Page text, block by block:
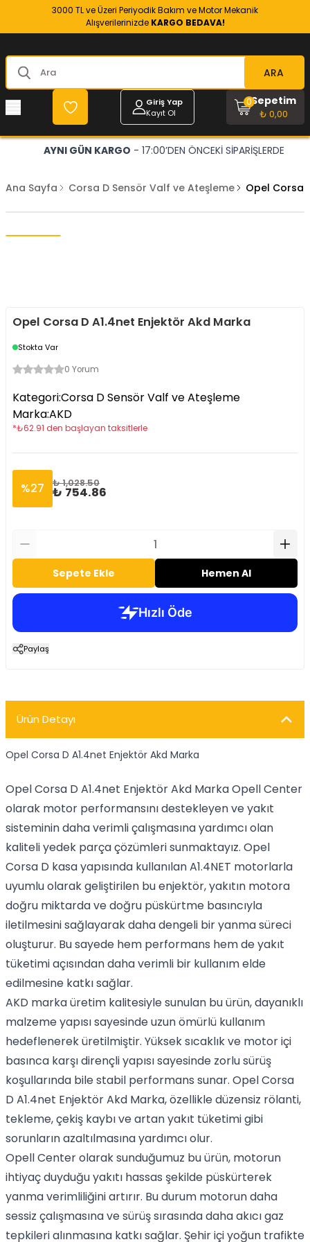
3000 TL ve Üzeri Periyodik Bakım ve Motor Mekanik
Alışverilerinizde KARGO BEDAVA!
ARA
Giriş Yap
Kayıt Ol
Sepetim
₺ 0,00
0
AYNI GÜN KARGO - 17:00’DEN ÖNCEKİ SİPARİŞLERDE
Ana Sayfa Corsa D Sensör Valf ve Ateşleme Opel Corsa
Opel Corsa D A1.4net Enjektör Akd Marka
Stokta Var
0 Yorum
Kategori:Corsa D Sensör Valf ve Ateşleme
Marka:AKD
*₺62.91 den başlayan taksitlerle
%27 ₺ 1,028.50
₺ 754.86
Sepete Ekle Hemen Al
Paylaş
Ürün Detayı
Opel Corsa D A1.4net Enjektör Akd Marka
Opel Corsa D A1.4net Enjektör Akd Marka Opell Center
olarak motor performansını destekleyen ve yakıt
sisteminin daha verimli çalışmasına yardımcı olan
kaliteli yedek parça çözümleri sunmaktayız. Opel
Corsa D kasa yapısında kullanılan A1.4NET motorlarla
uyumlu olarak geliştirilen bu enjektör, yakıtın motora
doğru miktarda ve doğru püskürtme basıncıyla
iletilmesini sağlayarak daha dengeli bir yanma süreci
oluşturur. Bu sayede hem performans hem de yakıt
tüketimi açısından daha verimli bir kullanım elde
edilmesine katkı sağlar.
AKD marka üretim kalitesiyle sunulan bu ürün, dayanıklı
malzeme yapısı sayesinde uzun ömürlü kullanım
hedeflenerek üretilmiştir. Yüksek sıcaklık ve motor içi
basınca karşı dirençli yapısı sayesinde zorlu sürüş
koşullarında bile stabil performans sunar. Opel Corsa
D A1.4net Enjektör Akd Marka, özellikle düzensiz rölanti,
tekleme, çekiş kaybı ve artan yakıt tüketimi gibi
sorunların azaltılmasına yardımcı olur.
Opell Center olarak sunduğumuz bu ürün, motorun
ihtiyaç duyduğu yakıtı hassas şekilde püskürterek
yanma verimliliğini artırır. Bu durum motorun daha
sessiz çalışmasına ve sürüş sırasında daha akıcı gaz
tepkileri alınmasına katkı sağlar. Şehir içi yoğun trafikte